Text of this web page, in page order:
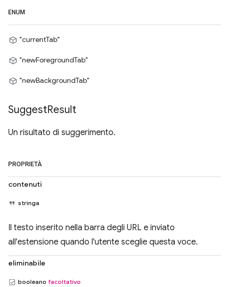
ENUM
"currentTab"
"newForegroundTab"
"newBackgroundTab"
SuggestResult
Un risultato di suggerimento.
PROPRIETÀ
contenuti
stringa
Il testo inserito nella barra degli URL e inviato
all'estensione quando l'utente sceglie questa voce.
eliminabile
booleano facoltativo